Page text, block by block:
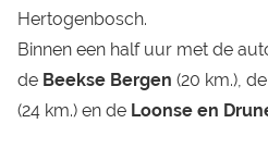
Hertogenbosch.
Binnen een half uur met de
de Beekse Bergen (20 km.),
(24 km.) en de Loonse en